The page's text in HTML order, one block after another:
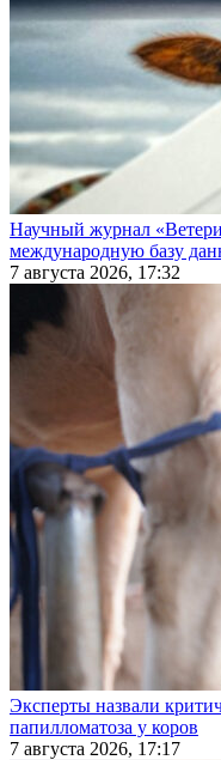
Научный журнал
международную базу
7 августа 2026, 17:32
Эксперты назвали
папилломатоза у коров
7 августа 2026, 17:17